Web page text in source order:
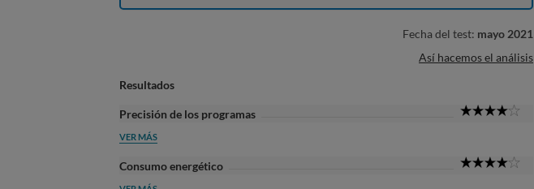
Fecha del test: mayo 2021
Así hacemos el análisis
Resultados
Precisión de los programas
VER MÁS
Consumo energético